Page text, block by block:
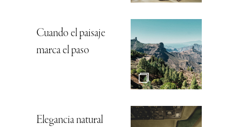
Cuando el paisaje
marca el paso
Elegancia natural